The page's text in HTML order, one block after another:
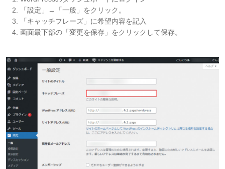
「設定」→「一般」をクリック。
「キャッチフレーズ」に希望内容を記入
画面最下部の「変更を保存」をクリックして保存。